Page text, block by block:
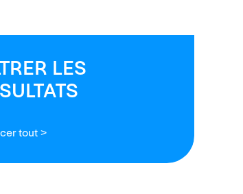
LES
tout >